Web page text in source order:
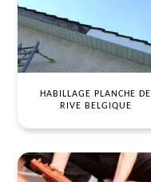
HABILLAGE PLANCHE DE
RIVE BELGIQUE